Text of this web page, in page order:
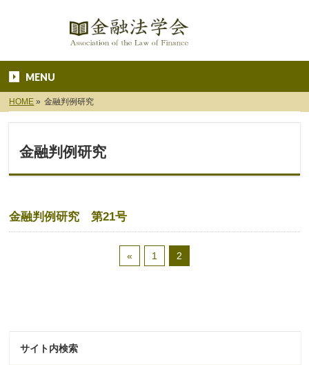
MENU
HOME » 金融判例研究
金融判例研究
金融判例研究 第21号
« 1 2
サイト内検索